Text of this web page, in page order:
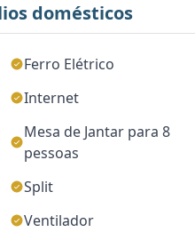
domésticos
Ferro Elétrico
Internet
Mesa de Jantar para 8
pessoas
Split
Ventilador